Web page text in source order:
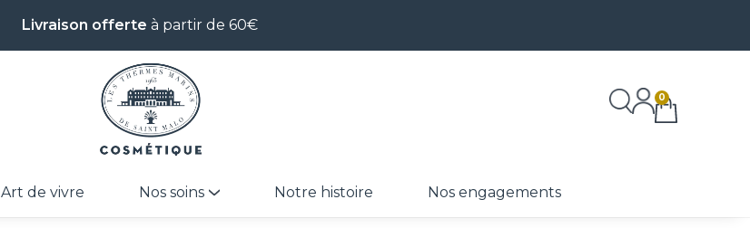
Livraison offerte à partir de 60€
0
Art de vivre Nos soins Notre histoire Nos engagements